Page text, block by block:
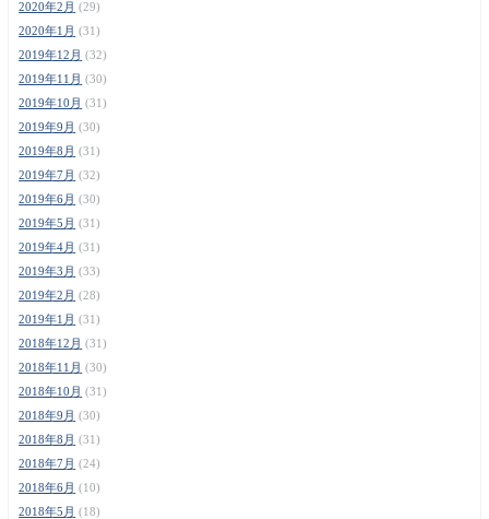
2020年2月 (29)
2020年1月 (31)
2019年12月 (32)
2019年11月 (30)
2019年10月 (31)
2019年9月 (30)
2019年8月 (31)
2019年7月 (32)
2019年6月 (30)
2019年5月 (31)
2019年4月 (31)
2019年3月 (33)
2019年2月 (28)
2019年1月 (31)
2018年12月 (31)
2018年11月 (30)
2018年10月 (31)
2018年9月 (30)
2018年8月 (31)
2018年7月 (24)
2018年6月 (10)
2018年5月 (18)